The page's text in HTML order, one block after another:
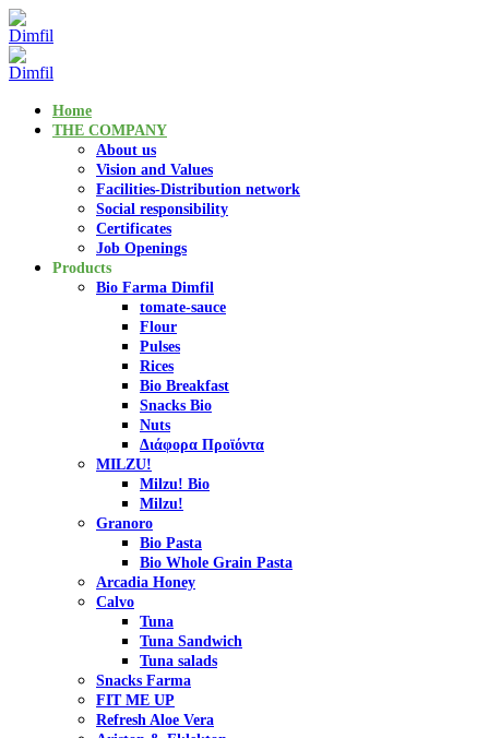
Home
THE COMPANY
About us
Vision and Values
Facilities-Distribution network
Social responsibility
Certificates
Job Openings
Products
Bio Farma Dimfil
tomate-sauce
Flour
Pulses
Rices
Bio Breakfast
Snacks Bio
Nuts
Διάφορα Προϊόντα
MILZU!
Milzu! Bio
Milzu!
Granoro
Bio Pasta
Bio Whole Grain Pasta
Arcadia Honey
Calvo
Tuna
Tuna Sandwich
Tuna salads
Snacks Farma
FIT ME UP
Refresh Aloe Vera